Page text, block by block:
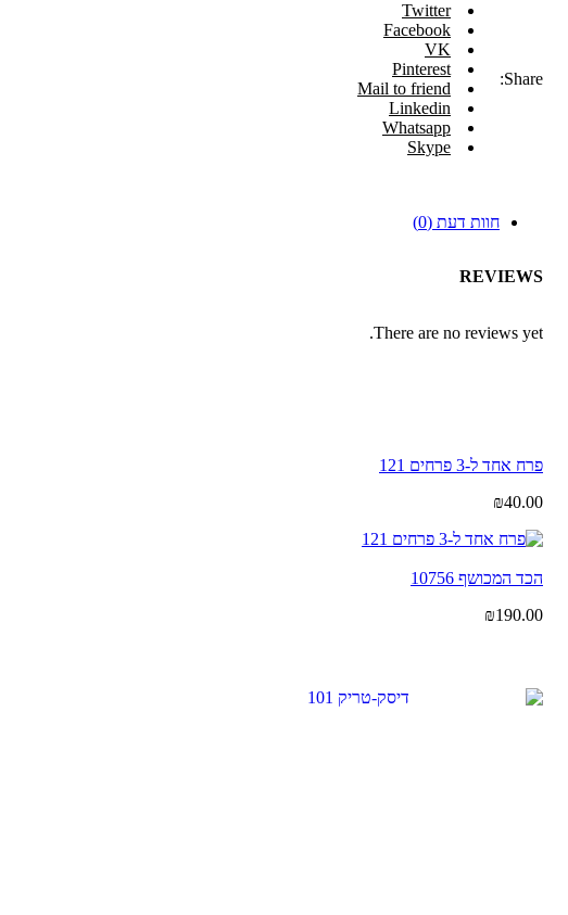
Share:
Twitter
Facebook
VK
Pinterest
Mail to friend
Linkedin
Whatsapp
Skype
חוות דעת (0)
REVIEWS
There are no reviews yet.
פרח אחד ל-3 פרחים 121
₪40.00
הכד המכושף 10756
₪190.00